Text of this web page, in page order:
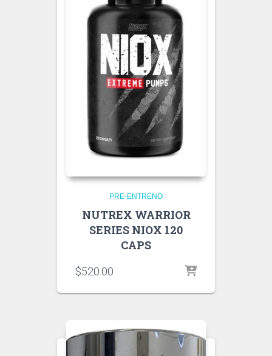
PRE-ENTRENO
NUTREX WARRIOR
SERIES NIOX 120
CAPS
$520.00